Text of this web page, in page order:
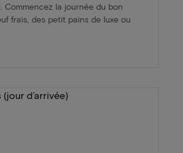
Commencez la journée du bon
frais, des petit pains de luxe ou